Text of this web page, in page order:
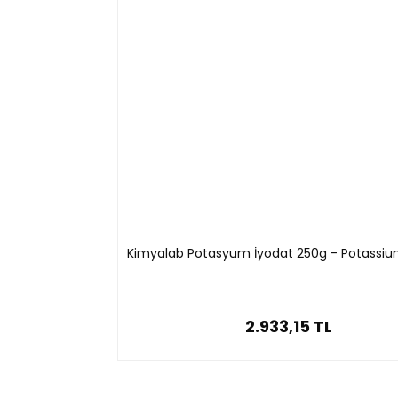
Kimyalab Potasyum İyodat 250g -
2.933,15 TL